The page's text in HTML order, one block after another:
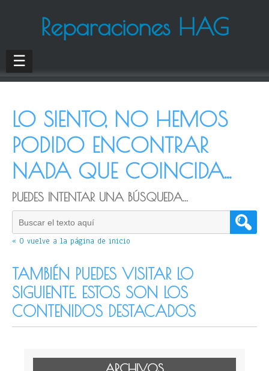
Reparaciones HAG
☰
LO SIENTO, NO HEMOS
PODIDO ENCONTRAR
NADA QUE COINCIDA...
PUEDES INTENTAR UNA BÚSQUEDA...
« O vuelve a la página de inicio
TAMBIÉN PUEDES VISITAR LO
SIGUIENTE. ESTOS SON LOS
CONTENIDOS DESTACADOS